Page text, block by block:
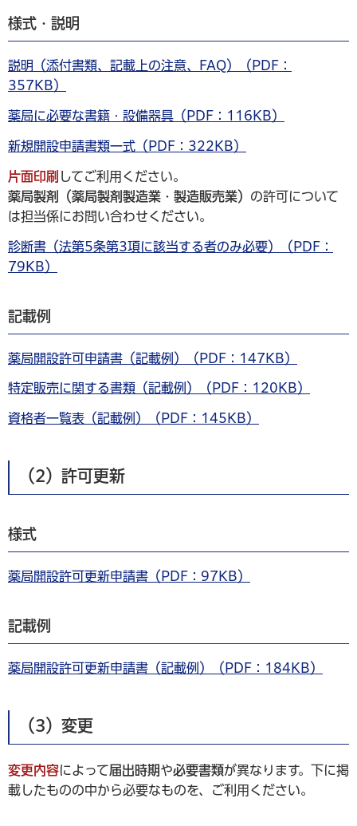
様式・説明
説明（添付書類、記載上の注意、FAQ）（PDF：
357KB）
薬局に必要な書籍・設備器具（PDF：116KB）
新規開設申請書類一式（PDF：322KB）
片面印刷 してご利用ください。
薬局製剤（薬局製剤製造業・製造販売業） の許可について
は担当係にお問い合わせください。
診断書（法第5条第3項に該当する者のみ必要）（PDF：
79KB）
記載例
薬局開設許可申請書（記載例）（PDF：147KB）
特定販売に関する書類（記載例）（PDF：120KB）
資格者一覧表（記載例）（PDF：145KB）
（2）許可更新
様式
薬局開設許可更新申請書（PDF：97KB）
記載例
薬局開設許可更新申請書（記載例）（PDF：184KB）
（3）変更
変更内容によって届出時期や必要書類が異なります。下に掲
載したものの中から必要なものを、ご利用ください。